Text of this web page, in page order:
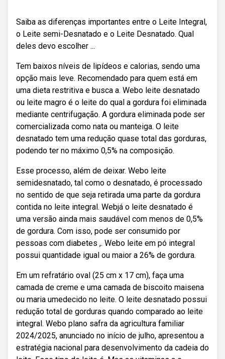
Saiba as diferenças importantes entre o Leite Integral,
o Leite semi-Desnatado e o Leite Desnatado. Qual
deles devo escolher ...
Tem baixos níveis de lipídeos e calorias, sendo uma
opção mais leve. Recomendado para quem está em
uma dieta restritiva e busca a. Webo leite desnatado
ou leite magro é o leite do qual a gordura foi eliminada
mediante centrifugação. A gordura eliminada pode ser
comercializada como nata ou manteiga. O leite
desnatado tem uma redução quase total das gorduras,
podendo ter no máximo 0,5% na composição.
Esse processo, além de deixar. Webo leite
semidesnatado, tal como o desnatado, é processado
no sentido de que seja retirada uma parte da gordura
contida no leite integral. Webjá o leite desnatado é
uma versão ainda mais saudável com menos de 0,5%
de gordura. Com isso, pode ser consumido por
pessoas com diabetes ,. Webo leite em pó integral
possui quantidade igual ou maior a 26% de gordura.
Em um refratário oval (25 cm x 17 cm), faça uma
camada de creme e uma camada de biscoito maisena
ou maria umedecido no leite. O leite desnatado possui
redução total de gorduras quando comparado ao leite
integral. Webo plano safra da agricultura familiar
2024/2025, anunciado no início de julho, apresentou a
estratégia nacional para desenvolvimento da cadeia do